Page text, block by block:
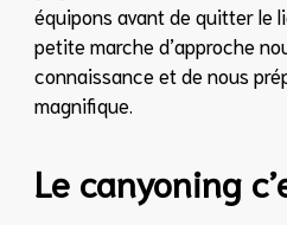
équipons avant de quitter le
petite marche d’approche
connaissance et de nous
magnifique.
Le canyoning